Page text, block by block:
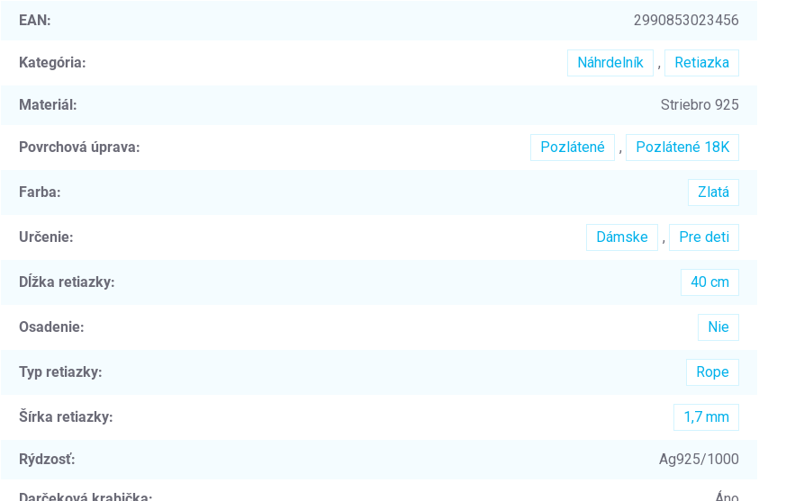
EAN: 2990853023456
Kategória: Náhrdelník , Retiazka
Materiál: Striebro 925
Povrchová úprava: Pozlátené , Pozlátené 18K
Farba: Zlatá
Určenie: Dámske , Pre deti
Dĺžka retiazky: 40 cm
Osadenie: Nie
Typ retiazky: Rope
Šírka retiazky: 1,7 mm
Rýdzosť: Ag925/1000